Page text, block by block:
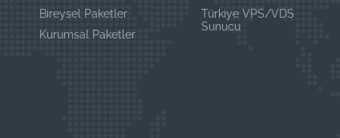
Bireysel Paketler
Kurumsal Paketler
Türkiye VPS/VDS
Sunucu